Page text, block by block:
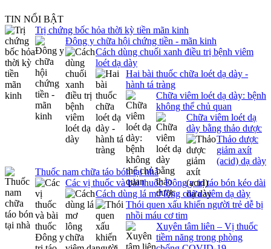
TIN NỔI BẬT
Trị chứng bốc hỏa thời kỳ tiền mãn kinh
Đông y chữa hội chứng tiền - mãn kinh
Cách dùng chuối xanh điều trị bệnh viêm
loét dạ dày
Hai bài thuốc chữa loét dạ dày -
hành tá tràng
Chữa viêm loét dạ dày: bệnh
không thể chủ quan
Chữa viêm loét dạ
dày bằng thảo dược
Thảo dược
giảm axít
(acid) dạ dày
Thuốc nam chữa táo bón tại nhà
Các vị thuốc và bài thuốc Đông y trị táo bón kéo dài
Cách dùng lá mơ lông chữa viêm dạ dày
Thói quen xấu khiến người trẻ dễ bị
nhồi máu cơ tim
Xuyên tâm liên – Vị thuốc
tiềm năng trong phòng